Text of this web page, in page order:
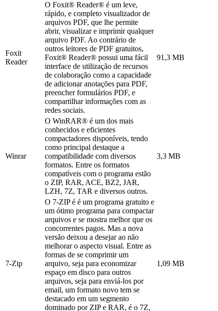
Foxit
Reader
O Foxit® Reader® é um leve,
rápido, e completo visualizador de
arquivos PDF, que lhe permite
abrir, visualizar e imprimir qualquer
arquivo PDF. Ao contrário de
outros leitores de PDF gratuitos,
Foxit® Reader® possui uma fácil
interface de utilização de recursos
de colaboração como a capacidade
de adicionar anotações para PDF,
preencher formulários PDF, e
compartilhar informações com as
redes sociais.
91,3 MB
Winrar
O WinRAR® é um dos mais
conhecidos e eficientes
compactadores disponíveis, tendo
como principal destaque a
compatibilidade com diversos
formatos. Entre os formatos
compatíveis com o programa estão
o ZIP, RAR, ACE, BZ2, JAR,
LZH, 7Z, TAR e diversos outros.
3,3 MB
7-Zip
O 7-ZIP é é um programa gratuito e
um ótimo programa para compactar
arquivos e se mostra melhor que os
concorrentes pagos. Mas a nova
versão deixou a desejar ao não
melhorar o aspecto visual. Entre as
formas de se comprimir um
arquivo, seja para economizar
espaço em disco para outros
arquivos, seja para enviá-los por
email, um formato novo tem se
destacado em um segmento
dominado por ZIP e RAR, é o 7Z,
1,09 MB